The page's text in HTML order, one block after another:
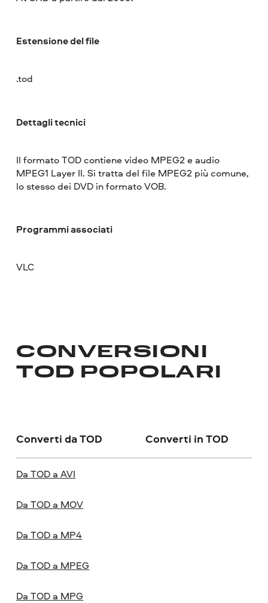
Estensione del file
.tod
Dettagli tecnici
Il formato TOD contiene video MPEG2 e audio
MPEG1 Layer II. Si tratta del file MPEG2 più comune,
lo stesso dei DVD in formato VOB.
Programmi associati
VLC
CONVERSIONI
TOD POPOLARI
Converti da TOD Converti in TOD
Da TOD a AVI
Da TOD a MOV
Da TOD a MP4
Da TOD a MPEG
Da TOD a MPG